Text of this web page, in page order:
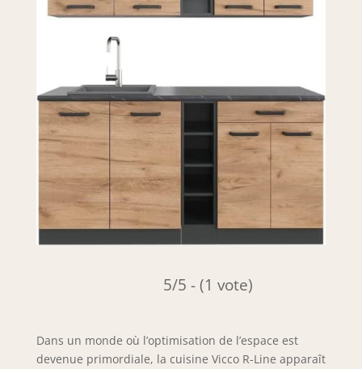
5/5 - (1 vote)
Dans un monde où l’optimisation de l’espace est
devenue primordiale, la cuisine Vicco R-Line apparaît